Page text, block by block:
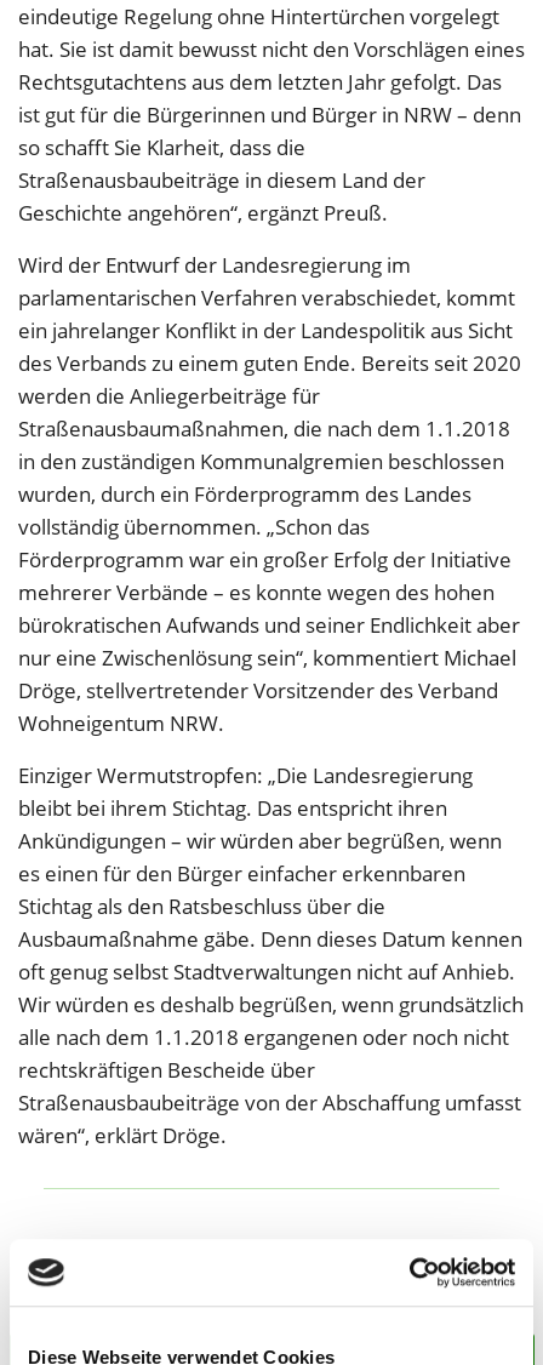
Diese Webseite verwendet Cookies
eindeutige Regelung ohne Hintertürchen vorgelegt
hat. Sie ist damit bewusst nicht den Vorschlägen eines
Rechtsgutachtens aus dem letzten Jahr gefolgt. Das
ist gut für die Bürgerinnen und Bürger in NRW – denn
so schafft Sie Klarheit, dass die
Straßenausbaubeiträge in diesem Land der
Geschichte angehören“, ergänzt Preuß.
Wird der Entwurf der Landesregierung im
parlamentarischen Verfahren verabschiedet, kommt
ein jahrelanger Konflikt in der Landespolitik aus Sicht
des Verbands zu einem guten Ende. Bereits seit 2020
werden die Anliegerbeiträge für
Straßenausbaumaßnahmen, die nach dem 1.1.2018
in den zuständigen Kommunalgremien beschlossen
wurden, durch ein Förderprogramm des Landes
vollständig übernommen. „Schon das
Förderprogramm war ein großer Erfolg der Initiative
mehrerer Verbände – es konnte wegen des hohen
bürokratischen Aufwands und seiner Endlichkeit aber
nur eine Zwischenlösung sein“, kommentiert Michael
Dröge, stellvertretender Vorsitzender des Verband
Wohneigentum NRW.
Einziger Wermutstropfen: „Die Landesregierung
bleibt bei ihrem Stichtag. Das entspricht ihren
Ankündigungen – wir würden aber begrüßen, wenn
es einen für den Bürger einfacher erkennbaren
Stichtag als den Ratsbeschluss über die
Ausbaumaßnahme gäbe. Denn dieses Datum kennen
oft genug selbst Stadtverwaltungen nicht auf Anhieb.
Wir würden es deshalb begrüßen, wenn grundsätzlich
alle nach dem 1.1.2018 ergangenen oder noch nicht
rechtskräftigen Bescheide über
Straßenausbaubeiträge von der Abschaffung umfasst
wären“, erklärt Dröge.
Vorsicht bei Grundsteuer-Schätzung
zurück zur Übersicht
Lärmbelästigung im Garten: Was Nachbarn dürfen